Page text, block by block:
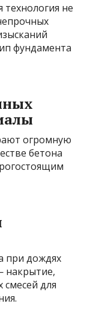
не
фундамента
огромную
бетона
при дождях
накрытие,
для